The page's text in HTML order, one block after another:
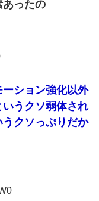
あったの
ション強化以外
うクソ弱体され
クソっぷりだか